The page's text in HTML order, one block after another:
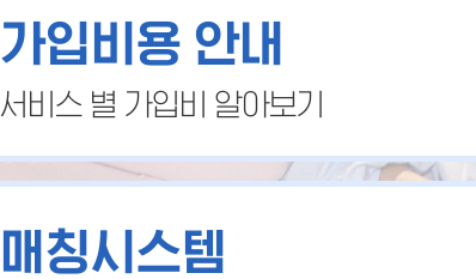
가입비용 안내
서비스 별 가입비 알아보기
매칭시스템